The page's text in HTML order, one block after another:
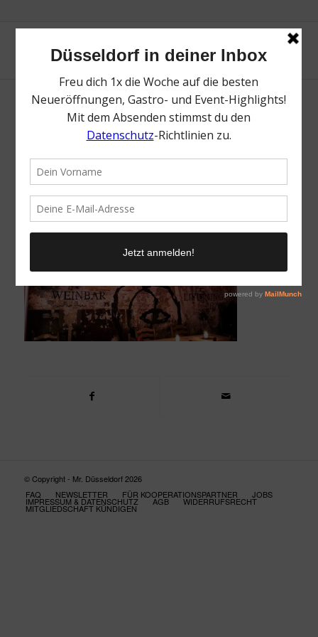
fett Weinbar | Magazin | Mr. Düsseldorf | ©
© Copyright - Mr. Düsseldorf 2026
FAQ
NEWSLETTER FÜR KOOPERATIONSPARTNER JOBS
IMPRESSUM & DATENSCHUTZ AGB WIDERRUFSRECHT
MITGLIEDSCHAFT KÜNDIGEN